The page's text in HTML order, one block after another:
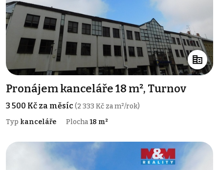
Pronájem kanceláře 18 m², Turnov
3 500 Kč za měsíc(2 333 Kč za m²/rok)
Typ kanceláře Plocha18 m²